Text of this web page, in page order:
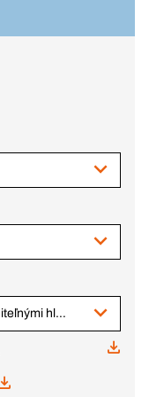
370845 Aku vŕtací skrutkovač s vymeniteľnými hlavami BACDCH 12 V, 2,0 Ah, BC+